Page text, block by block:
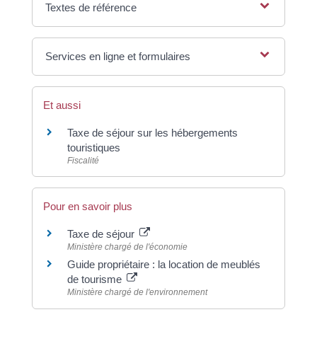
Textes de référence
Services en ligne et formulaires
Et aussi
Taxe de séjour sur les hébergements
touristiques
Fiscalité
Pour en savoir plus
Taxe de séjour
Ministère chargé de l'économie
Guide propriétaire : la location de meublés
de tourisme
Ministère chargé de l'environnement